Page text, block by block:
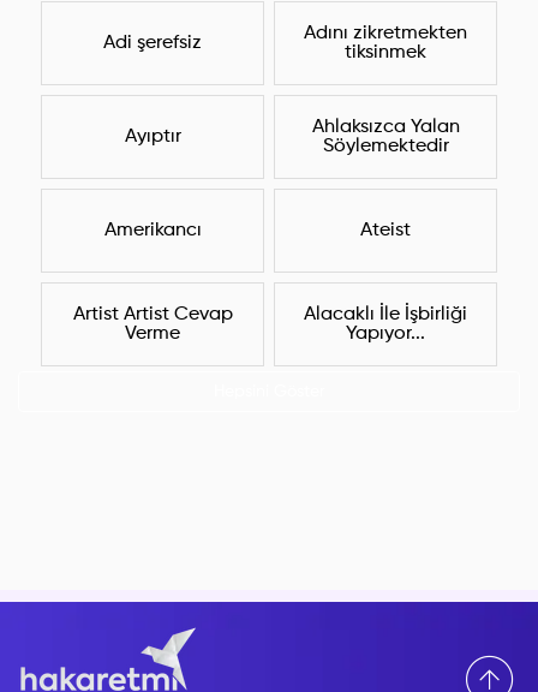
Adi şerefsiz
Adını zikretmekten
tiksinmek
Ayıptır
Ahlaksızca Yalan
Söylemektedir
Amerikancı Ateist
Artist Artist Cevap
Verme
Alacaklı İle İşbirliği
Yapıyor...